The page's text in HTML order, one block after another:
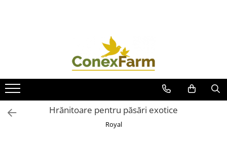
Hrănitori
Accesorii
Suplimente
Hrănitoare pentru păsări exotice
Royal